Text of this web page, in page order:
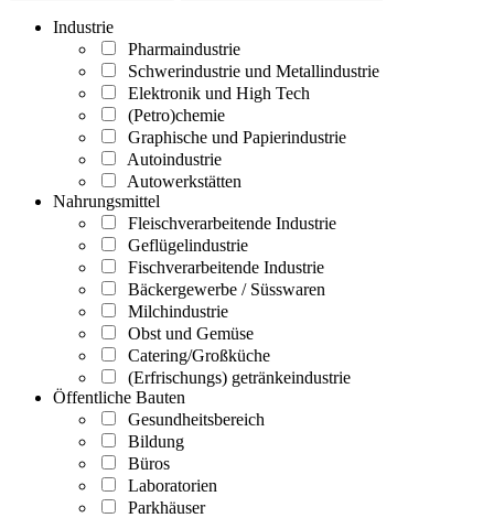
Industrie
Pharmaindustrie
Schwerindustrie und Metallindustrie
Elektronik und High Tech
(Petro)chemie
Graphische und Papierindustrie
Autoindustrie
Autowerkstätten
Nahrungsmittel
Fleischverarbeitende Industrie
Geflügelindustrie
Fischverarbeitende Industrie
Bäckergewerbe / Süsswaren
Milchindustrie
Obst und Gemüse
Catering/Großküche
(Erfrischungs) getränkeindustrie
Öffentliche Bauten
Gesundheitsbereich
Bildung
Büros
Laboratorien
Parkhäuser